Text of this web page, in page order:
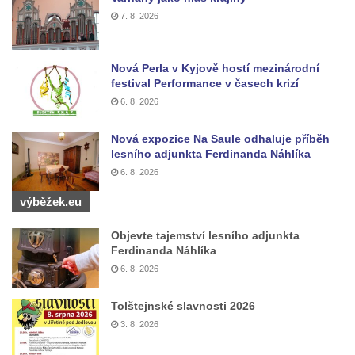
Zvonice u kostela Nanebevzetí Panny
Marie v Krupce
Alexandrijské severně od Libotenic
Zvonice u kostela svatého Mikuláše v
Zvonice na břehu Ohře v Košticích
Husova zvonice na Tyršově náměstí v
Lenešicích
Zvonice u kostela Narození svatého Jana
Křtitele na hřbitově v Zeměchách
Zvonice u mostu přes Lužničku v Dolním
Podluží
Zvonička u polní cesty pod Pastevním
vrchem u Růžové
Velká zvonice v Rakovníku
7. 8. 2026
Nová Perla v Kyjově hostí mezinárodní
festival Performance v časech krizí
6. 8. 2026
Nová expozice Na Saule odhaluje příběh
lesního adjunkta Ferdinanda Náhlíka
6. 8. 2026
výběžek.eu
Objevte tajemství lesního adjunkta
Ferdinanda Náhlíka
6. 8. 2026
Tolštejnské slavnosti 2026
3. 8. 2026